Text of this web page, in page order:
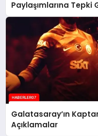
Paylaşımlarına Tepki
Galatasaray’ın
Açıklamalar